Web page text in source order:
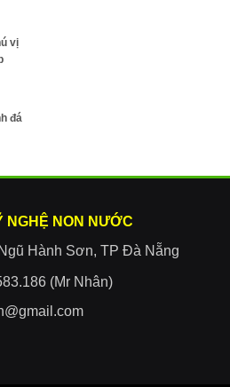
vị
đá
NON NƯỚC
Hành Sơn, TP Đà Nẵng
(Mr Nhân)